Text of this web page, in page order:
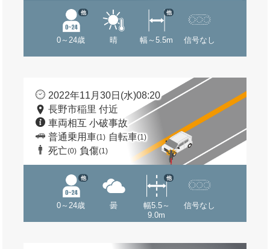
0～24歳
他
晴 幅～5.5m
他
信号なし
2022年11月30日(水)08:20
長野市稲里 付近
車両相互 小破事故
普通乗用車(1) 自転車(1)
死亡(0) 負傷(1)
0～24歳
他
曇
幅5.5～
9.0m
他
信号なし